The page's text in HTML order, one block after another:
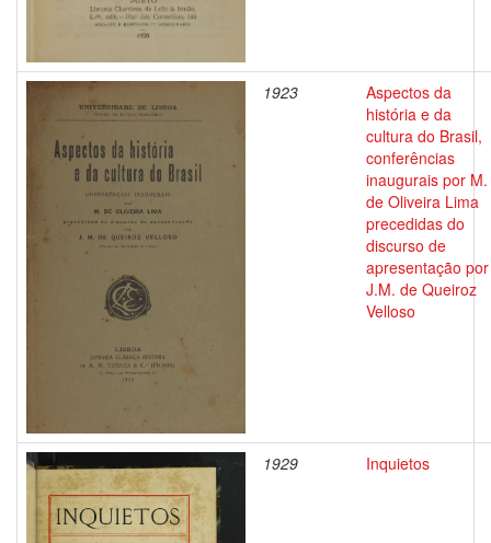
1923
Aspectos da
história e da
cultura do Brasil,
conferências
inaugurais por M.
de Oliveira Lima
precedidas do
discurso de
apresentação por
J.M. de Queiroz
Velloso
1929 Inquietos